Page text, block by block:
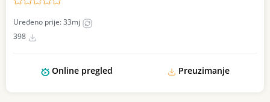
Uređeno prije: 33mj
398
Online pregled Preuzimanje